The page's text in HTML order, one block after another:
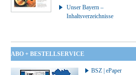
Unser Bayern –
Inhaltsverzeichnisse
ABO + BESTELLSERVICE
BSZ | ePaper